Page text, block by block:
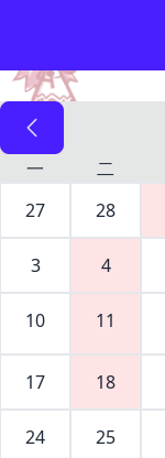
一 二
27
28
3 4
10 11
17 18
24 25